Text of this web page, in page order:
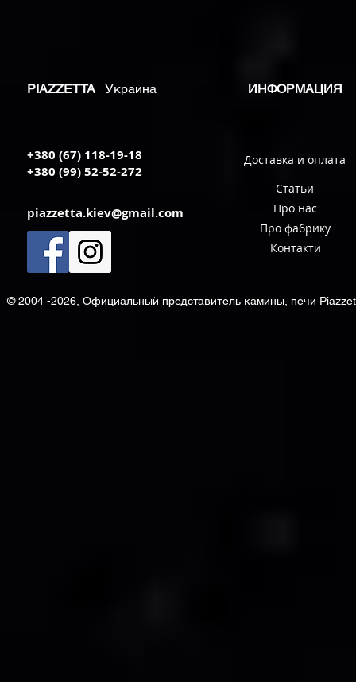
PIAZZETTA Украина ИНФОРМАЦИЯ
+380 (67) 118-19-18
+380 (99) 52-52-272
Доставка и оплата
Статьи
piazzetta.kiev@gmail.com
Про нас
Про фабрику
Контакти
© 2004 -2026, Официальный представитель камины, печи